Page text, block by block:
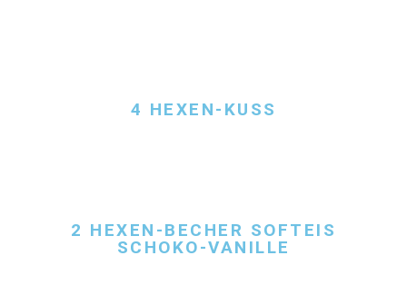
4 HEXEN-KUSS
2 HEXEN-BECHER SOFTEIS
SCHOKO-VANILLE